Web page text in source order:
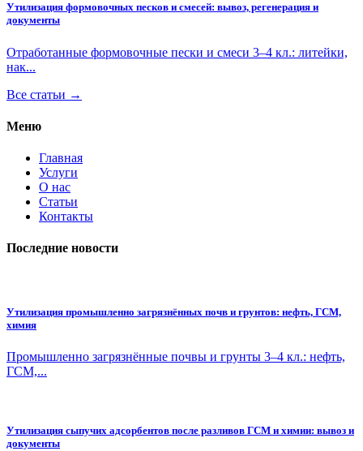
Утилизация формовочных песков и смесей: вывоз, регенерация и
документы
Отработанные формовочные пески и смеси 3–4 кл.: литейки,
нак...
Все статьи →
Меню
Главная
Услуги
О нас
Статьи
Контакты
Последние новости
Утилизация промышленно загрязнённых почв и грунтов: нефть, ГСМ,
химия
Промышленно загрязнённые почвы и грунты 3–4 кл.: нефть,
ГСМ,...
Утилизация сыпучих адсорбентов после разливов ГСМ и химии: вывоз и
документы